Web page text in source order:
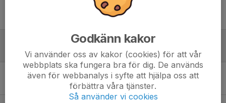
Träningar på gräs inställda idag 3/10
Ingen träning tisdagen 19/9
19 sep 2023 0
Ingen träning torsdagen 10/8
10 aug 2023 1
Godkänn kakor
Vi använder oss av kakor (cookies) för att vår
webbplats ska fungera bra för dig. De används
även för webbanalys i syfte att hjälpa oss att
förbättra våra tjänster.
Så använder vi cookies